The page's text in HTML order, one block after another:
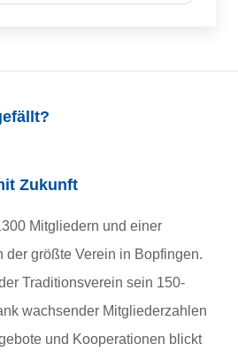
Zukunft
Mitgliedern und einer
der größte Verein in Bopfingen.
Traditionsverein sein 150-
wachsender Mitgliederzahlen
und Kooperationen blickt